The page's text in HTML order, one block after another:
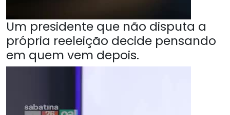
Um presidente que não disputa a
própria reeleição decide pensando
em quem vem depois.